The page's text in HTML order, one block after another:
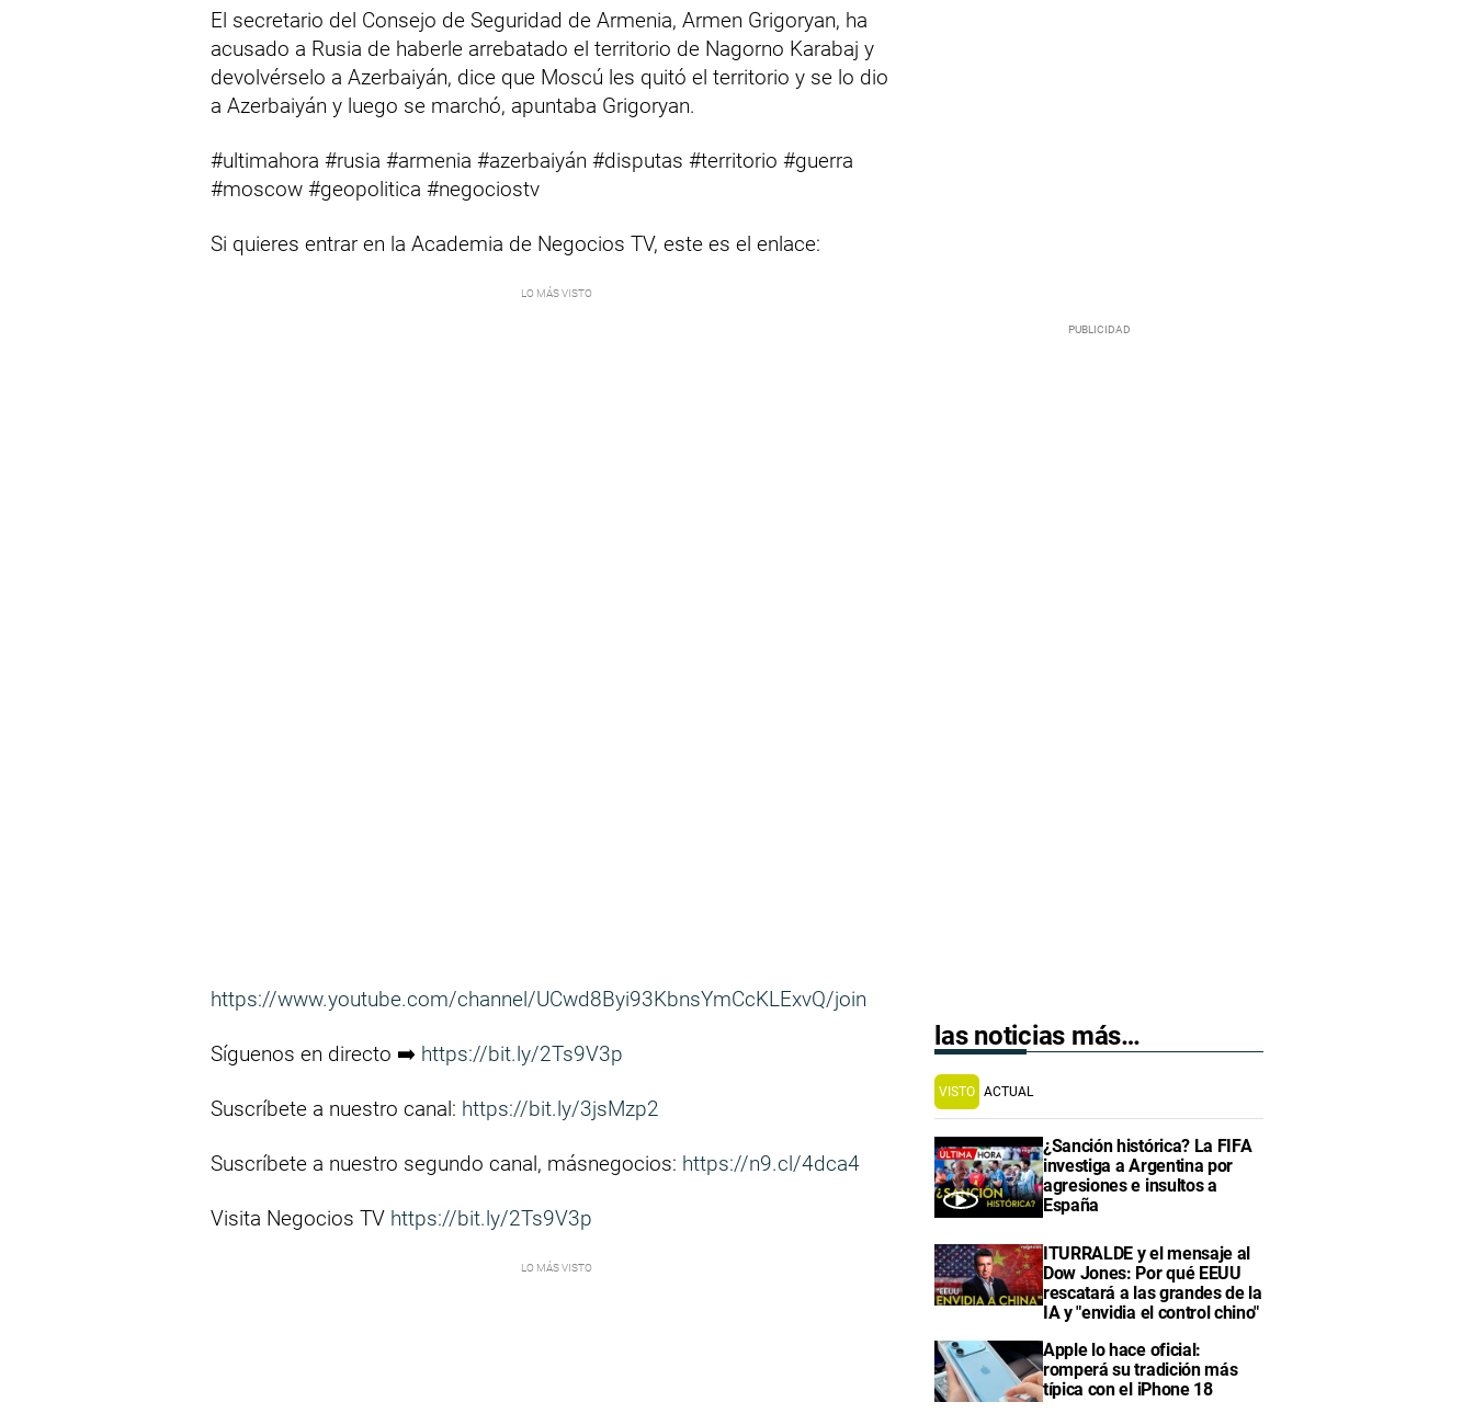
El secretario del Consejo de Seguridad de Armenia, Armen Grigoryan, ha
acusado a Rusia de haberle arrebatado el territorio de Nagorno Karabaj y
devolvérselo a Azerbaiyán, dice que Moscú les quitó el territorio y se lo dio
a Azerbaiyán y luego se marchó, apuntaba Grigoryan.
#ultimahora #rusia #armenia #azerbaiyán #disputas #territorio #guerra
#moscow #geopolitica #negociostv
Si quieres entrar en la Academia de Negocios TV, este es el enlace:
https://www.youtube.com/channel/UCwd8Byi93KbnsYmCcKLExvQ/join
Síguenos en directo ➡️ https://bit.ly/2Ts9V3p
Suscríbete a nuestro canal: https://bit.ly/3jsMzp2
Suscríbete a nuestro segundo canal, másnegocios: https://n9.cl/4dca4
Visita Negocios TV https://bit.ly/2Ts9V3p
las noticias más…
VISTO ACTUAL
¿Sanción histórica? La FIFA
investiga a Argentina por
agresiones e insultos a
España
ITURRALDE y el mensaje al
Dow Jones: Por qué EEUU
rescatará a las grandes de la
IA y "envidia el control chino"
Apple lo hace oficial:
romperá su tradición más
típica con el iPhone 18